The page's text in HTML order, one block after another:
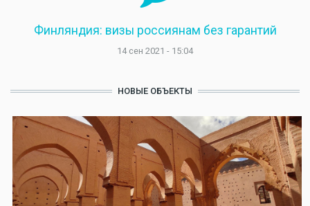
Финляндия: визы россиянам без гарантий
14 сен 2021 - 15:04
НОВЫЕ ОБЪЕКТЫ